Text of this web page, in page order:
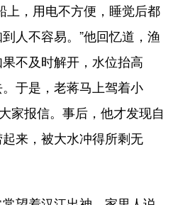
上，用电不方便，睡觉后都
人不容易。”他回忆道，渔
不及时解开，水位抬高
于是，老蒋马上驾着小
家报信。事后，他才发现自
来，被大水冲得所剩无